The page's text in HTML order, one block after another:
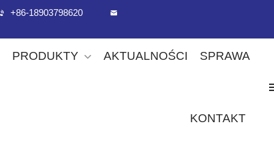
+86-18903798620
PRODUKTY AKTUALNOŚCI SPRAWA
KONTAKT